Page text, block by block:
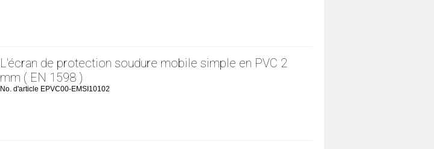
L'écran de protection soudure mobile simple en PVC 2
mm ( EN 1598 )
No. d'article EPVC00-EMSI10102